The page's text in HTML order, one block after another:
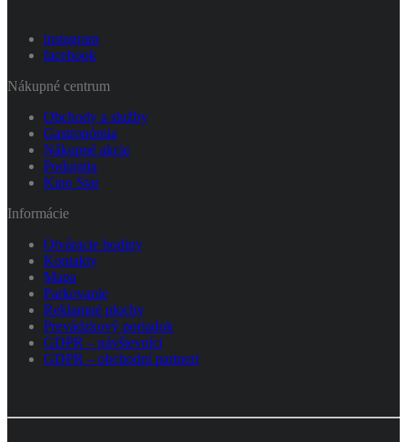
instagram
facebook
Nákupné centrum
Obchody a služby
Gastronómia
Nákupné akcie
Podujatia
Kino Star
Informácie
Otváracie hodiny
Kontakty
Mapa
Parkovanie
Reklamné plochy
Prevádzkový poriadok
GDPR – návštevníci
GDPR – obchodní partneri